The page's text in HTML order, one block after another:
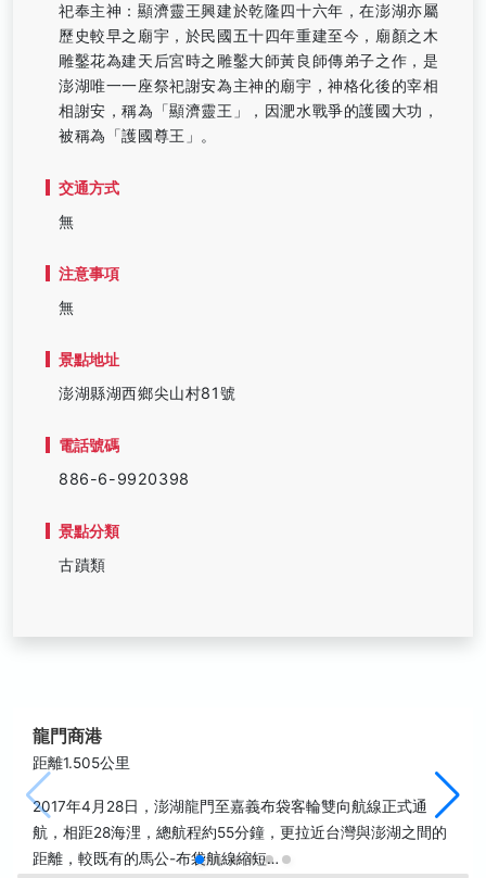
祀奉主神：顯濟靈王興建於乾隆四十六年，在澎湖亦屬
歷史較早之廟宇，於民國五十四年重建至今，廟顏之木
雕鑿花為建天后宮時之雕鑿大師黃良師傳弟子之作，是
澎湖唯一一座祭祀謝安為主神的廟宇，神格化後的宰相
相謝安，稱為「顯濟靈王」，因淝水戰爭的護國大功，
被稱為「護國尊王」。
交通方式
無
注意事項
無
景點地址
澎湖縣湖西鄉尖山村81號
電話號碼
886-6-9920398
景點分類
古蹟類
龍門商港
距離1.505公里
2017年4月28日，澎湖龍門至嘉義布袋客輪雙向航線正式通
航，相距28海浬，總航程約55分鐘，更拉近台灣與澎湖之間的
距離，較既有的馬公-布袋航線縮短…